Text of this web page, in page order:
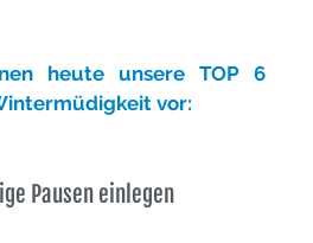
heute unsere TOP 6
vor:
Pausen einlegen